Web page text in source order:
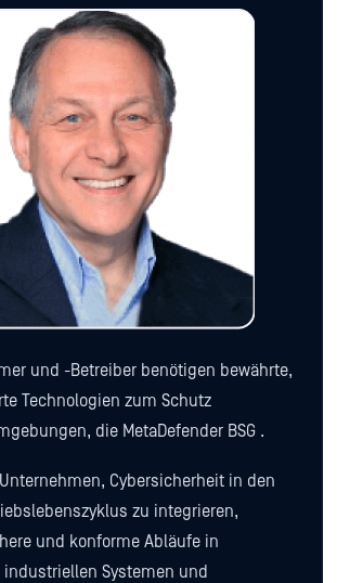
und -Betreiber benötigen bewährte,
Technologien zum Schutz
die MetaDefender BSG .
Cybersicherheit in den
zu integrieren,
und konforme Abläufe in
Systemen und